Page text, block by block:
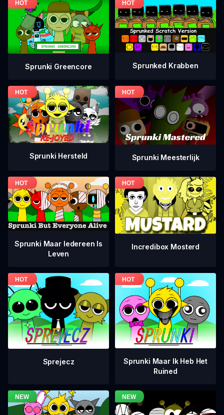
Sprunki Greencore Sprunked Krabben
Sprunki Hersteld Sprunki Meesterlijk
Sprunki Maar Iedereen Is
Leven
Incredibox Mosterd
Sprejecz
Sprunki Maar Ik Heb Het
Ruined